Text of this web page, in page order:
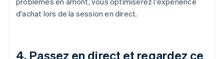
d'achat lors de la session en direct.
4. Passez en direct et regardez ce